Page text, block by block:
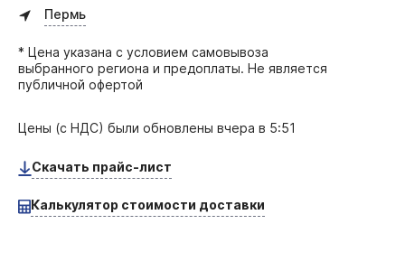
Пермь
* Цена указана с условием самовывоза
выбранного региона и предоплаты. Не является
публичной офертой
Цены (с НДС) были обновлены вчера в 5:51
Скачать прайс-лист
Калькулятор стоимости доставки